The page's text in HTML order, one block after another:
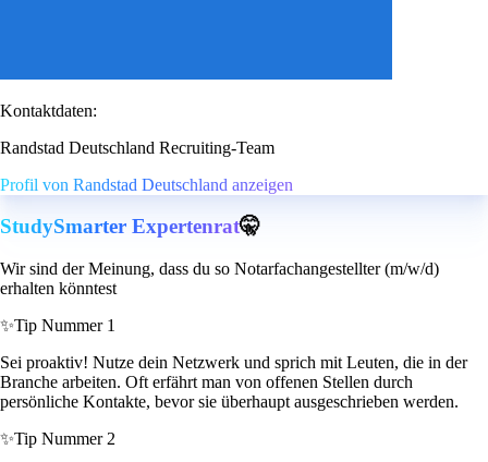
Kontaktdaten:
Randstad Deutschland Recruiting-Team
Profil von Randstad Deutschland anzeigen
StudySmarter Expertenrat🤫
Wir sind der Meinung, dass du so Notarfachangestellter (m/w/d)
erhalten könntest
✨Tip Nummer 1
Sei proaktiv! Nutze dein Netzwerk und sprich mit Leuten, die in der
Branche arbeiten. Oft erfährt man von offenen Stellen durch
persönliche Kontakte, bevor sie überhaupt ausgeschrieben werden.
✨Tip Nummer 2